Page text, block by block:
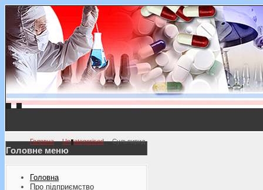
Головна Uncategorised Сульпирид
Головне меню
Головна
Про підприємство